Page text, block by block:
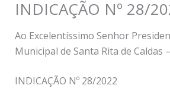
INDICAÇÃO Nº 28/
Ao Excelentíssimo Senhor
Municipal de Santa Rita de Caldas
INDICAÇÃO Nº 28/2022